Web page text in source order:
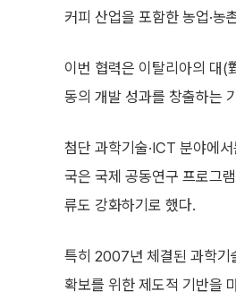
커피 산업을 포함한 농업·
이번 협력은 이탈리아의 대
동의 개발 성과를 창출하는
첨단 과학기술·ICT 분야에
국은 국제 공동연구 프로그
류도 강화하기로 했다.
특히 2007년 체결된 과학기
확보를 위한 제도적 기반을